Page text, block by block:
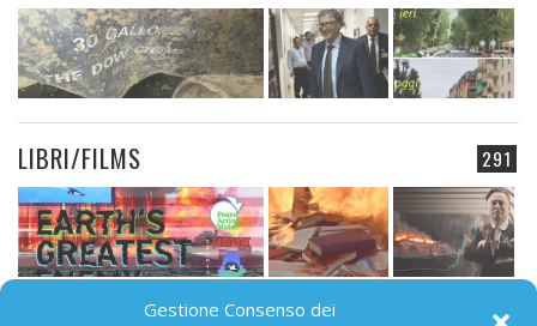
Gestione Consenso dei
291
LIBRI/FILMS